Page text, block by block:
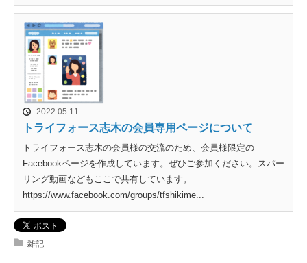
2022.05.11
トライフォース志木の会員専用ページについて
トライフォース志木の会員様の交流のため、会員様限定の
Facebookページを作成しています。ぜひご参加ください。スパー
リング動画などもここで共有しています。
https://www.facebook.com/groups/tfshikime...
雑記